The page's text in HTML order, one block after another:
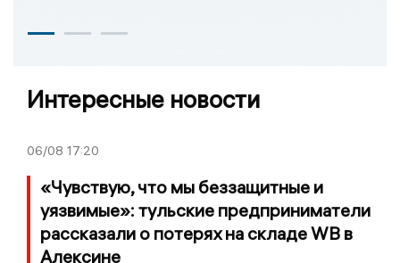
Интересные новости
06/08 17:20
«Чувствую, что мы беззащитные и
уязвимые»: тульские предприниматели
рассказали о потерях на складе WB в
Алексине